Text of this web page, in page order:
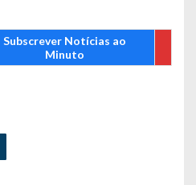
Subscrever Notícias ao
Minuto